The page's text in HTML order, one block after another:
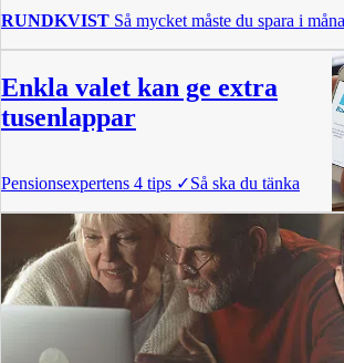
RUNDKVIST Så mycket måste du spara i
Enkla valet kan ge extra
tusenlappar
Pensionsexpertens 4 tips ✓Så ska du tänka